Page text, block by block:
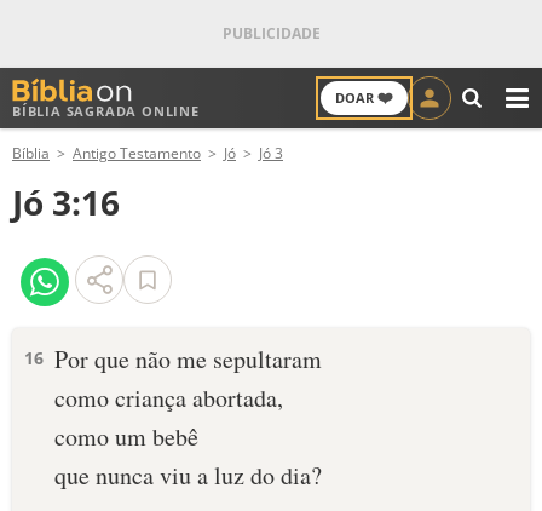
BÍBLIA SAGRADA ONLINE
DOAR ❤️
ANTIGO TESTAMENTO
NOVO TESTAMENTO
VERSÍCULOS
PALAVRA DO DIA
Bíblia Antigo Testamento Jó Jó 3
Jó 3:16
16 Por que não me sepultaram
como criança abortada,
como um bebê
que nunca viu a luz do dia?